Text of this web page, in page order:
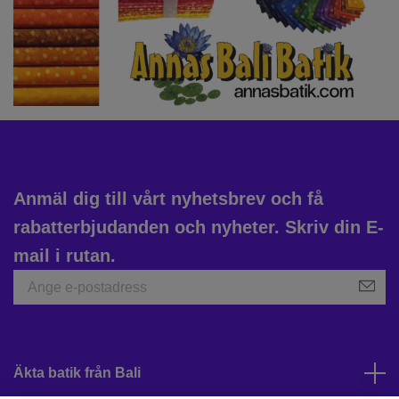
Anmäl dig till vårt nyhetsbrev och få
rabatterbjudanden och nyheter. Skriv din E-
mail i rutan.
Äkta batik från Bali